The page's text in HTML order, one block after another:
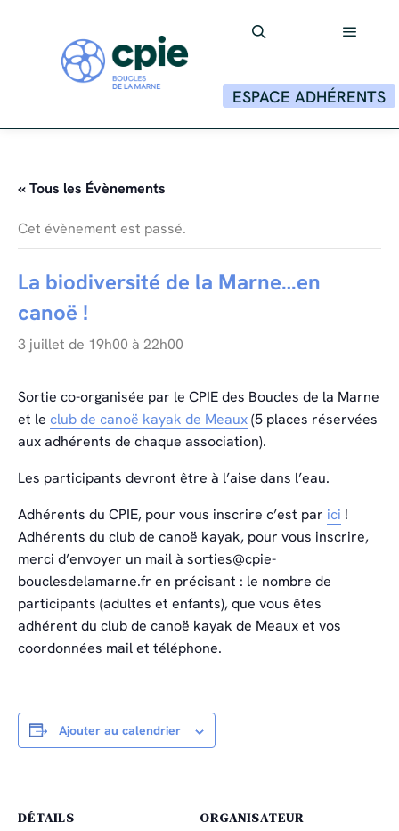
ESPACE ADHÉRENTS
« Tous les Évènements
Cet évènement est passé.
La biodiversité de la Marne…en
canoë !
3 juillet de 19h00 à 22h00
Sortie co-organisée par le CPIE des Boucles de la Marne
et le club de canoë kayak de Meaux(5 places réservées
aux adhérents de chaque association).
Les participants devront être à l’aise dans l’eau.
Adhérents du CPIE, pour vous inscrire c’est par ici !
Adhérents du club de canoë kayak, pour vous inscrire,
merci d’envoyer un mail à sorties@cpie-
bouclesdelamarne.fr en précisant : le nombre de
participants (adultes et enfants), que vous êtes
adhérent du club de canoë kayak de Meaux et vos
coordonnées mail et téléphone.
Ajouter au calendrier
DÉTAILS ORGANISATEUR